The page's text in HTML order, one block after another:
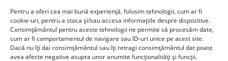
Pentru a oferi cea mai bună experiență, folosim tehnologii, cum ar fi
cookie-uri, pentru a stoca și/sau accesa informațiile despre dispozitive.
Consimțământul pentru aceste tehnologii ne permite să procesăm date,
cum ar fi comportamentul de navigare sau ID-uri unice pe acest site.
Dacă nu îți dai consimțământul sau îți retragi consimțământul dat poate
avea afecte negative asupra unor anumite funcționalități și funcții.
0241769101